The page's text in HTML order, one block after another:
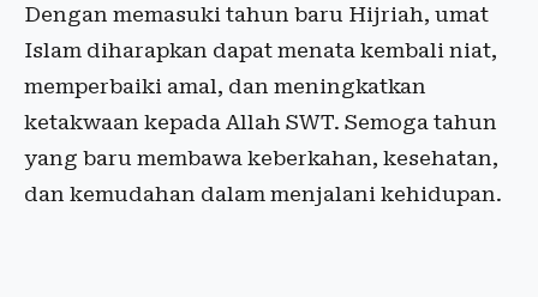
Dengan memasuki tahun baru Hijriah, umat
Islam diharapkan dapat menata kembali niat,
memperbaiki amal, dan meningkatkan
ketakwaan kepada Allah SWT. Semoga tahun
yang baru membawa keberkahan, kesehatan,
dan kemudahan dalam menjalani kehidupan.